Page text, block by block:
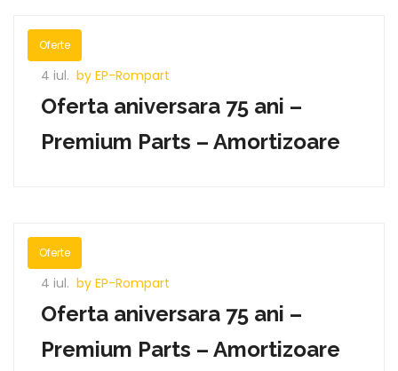
Oferte
4 iul. by EP-Rompart
Oferta aniversara 75 ani –
Premium Parts – Amortizoare
Oferte
4 iul. by EP-Rompart
Oferta aniversara 75 ani –
Premium Parts – Amortizoare